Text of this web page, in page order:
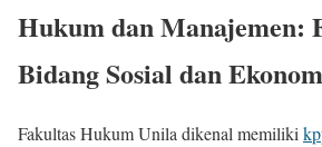
Hukum dan Manajemen:
Bidang Sosial dan
Fakultas Hukum Unila dikenal memiliki